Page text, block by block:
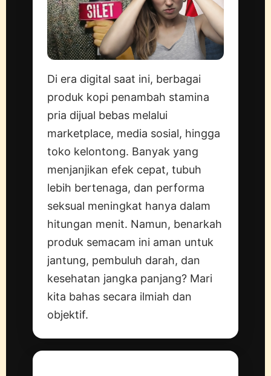
Di era digital saat ini, berbagai
produk kopi penambah stamina
pria dijual bebas melalui
marketplace, media sosial, hingga
toko kelontong. Banyak yang
menjanjikan efek cepat, tubuh
lebih bertenaga, dan performa
seksual meningkat hanya dalam
hitungan menit. Namun, benarkah
produk semacam ini aman untuk
jantung, pembuluh darah, dan
kesehatan jangka panjang? Mari
kita bahas secara ilmiah dan
objektif.